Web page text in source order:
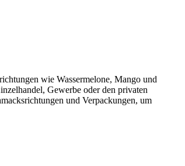
wie Wassermelone, Mango und
Gewerbe oder den privaten
und Verpackungen, um